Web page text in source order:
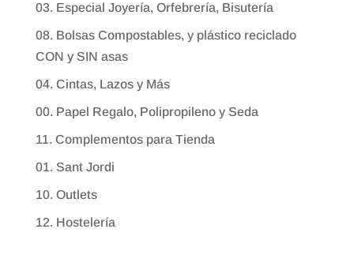
03. Especial Joyería, Orfebrería, Bisutería
08. Bolsas Compostables, y plástico reciclado
CON y SIN asas
04. Cintas, Lazos y Más
00. Papel Regalo, Polipropileno y Seda
11. Complementos para Tienda
01. Sant Jordi
10. Outlets
12. Hostelería